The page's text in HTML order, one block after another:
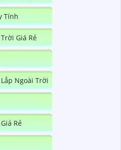
Tính
Giá Rẻ
Ngoài Trời
Rẻ